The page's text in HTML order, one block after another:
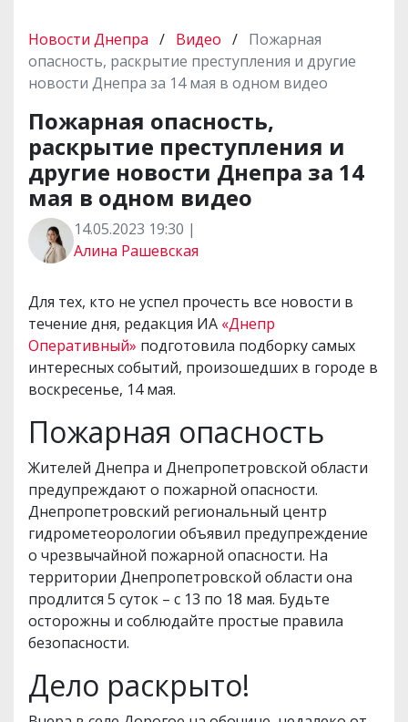
Новости Днепра / Видео / Пожарная
опасность, раскрытие преступления и другие
новости Днепра за 14 мая в одном видео
Пожарная опасность,
раскрытие преступления и
другие новости Днепра за 14
мая в одном видео
14.05.2023 19:30 |
Алина Рашевская
Для тех, кто не успел прочесть все новости в
течение дня, редакция ИА «Днепр
Оперативный» подготовила подборку самых
интересных событий, произошедших в городе в
воскресенье, 14 мая.
Пожарная опасность
Жителей Днепра и Днепропетровской области
предупреждают о пожарной опасности.
Днепропетровский региональный центр
гидрометеорологии объявил предупреждение
о чрезвычайной пожарной опасности. На
территории Днепропетровской области она
продлится 5 суток – с 13 по 18 мая. Будьте
осторожны и соблюдайте простые правила
безопасности.
Дело раскрыто!